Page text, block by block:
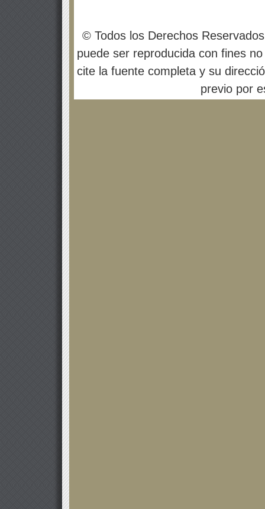
© Todos los Derechos
puede ser reproducida con fines
cite la fuente completa y su
previo por